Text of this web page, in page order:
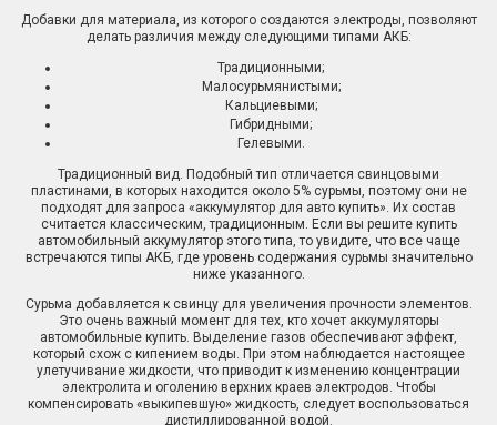
Добавки для материала, из которого создаются электроды, позволяют
делать различия между следующими типами АКБ:
Традиционными;
Малосурьмянистыми;
Кальциевыми;
Гибридными;
Гелевыми.
Традиционный вид. Подобный тип отличается свинцовыми
пластинами, в которых находится около 5% сурьмы, поэтому они не
подходят для запроса «аккумулятор для авто купить». Их состав
считается классическим, традиционным. Если вы решите купить
автомобильный аккумулятор этого типа, то увидите, что все чаще
встречаются типы АКБ, где уровень содержания сурьмы значительно
ниже указанного.
Сурьма добавляется к свинцу для увеличения прочности элементов.
Это очень важный момент для тех, кто хочет аккумуляторы
автомобильные купить. Выделение газов обеспечивают эффект,
который схож с кипением воды. При этом наблюдается настоящее
улетучивание жидкости, что приводит к изменению концентрации
электролита и оголению верхних краев электродов. Чтобы
компенсировать «выкипевшую» жидкость, следует воспользоваться
дистиллированной водой.